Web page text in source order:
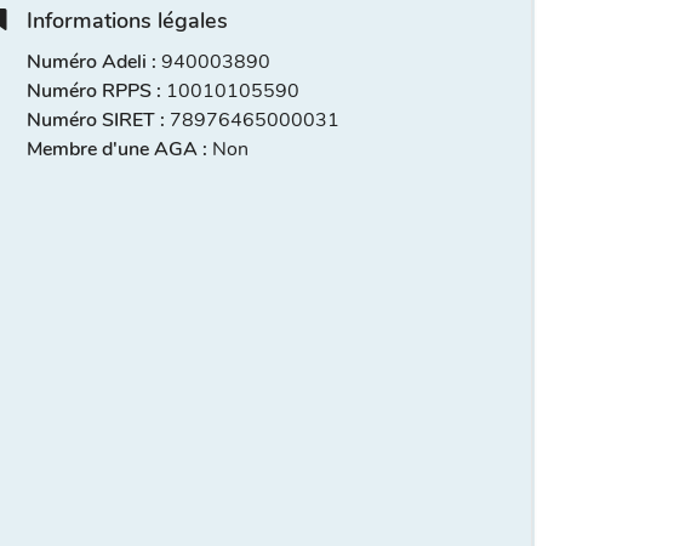
Informations légales
Numéro Adeli : 940003890
Numéro RPPS : 10010105590
Numéro SIRET : 78976465000031
Membre d'une AGA : Non